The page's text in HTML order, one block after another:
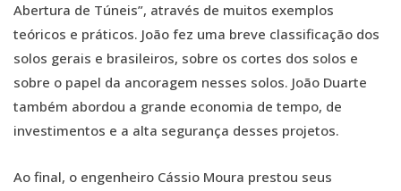
Abertura de Túneis”, através de muitos exemplos
teóricos e práticos. João fez uma breve classificação dos
solos gerais e brasileiros, sobre os cortes dos solos e
sobre o papel da ancoragem nesses solos. João Duarte
também abordou a grande economia de tempo, de
investimentos e a alta segurança desses projetos.
Ao final, o engenheiro Cássio Moura prestou seus